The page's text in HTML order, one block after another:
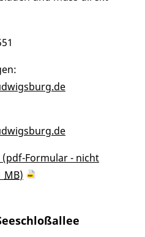
Formular - nicht
MB)